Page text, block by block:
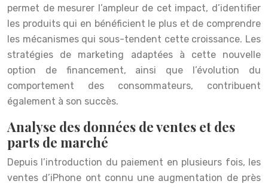
permet de mesurer l’ampleur de cet impact, d’identifier
les produits qui en bénéficient le plus et de comprendre
les mécanismes qui sous-tendent cette croissance. Les
stratégies de marketing adaptées à cette nouvelle
option de financement, ainsi que l’évolution du
comportement des consommateurs, contribuent
également à son succès.
Analyse des données de ventes et des
parts de marché
Depuis l’introduction du paiement en plusieurs fois, les
ventes d’iPhone ont connu une augmentation de près